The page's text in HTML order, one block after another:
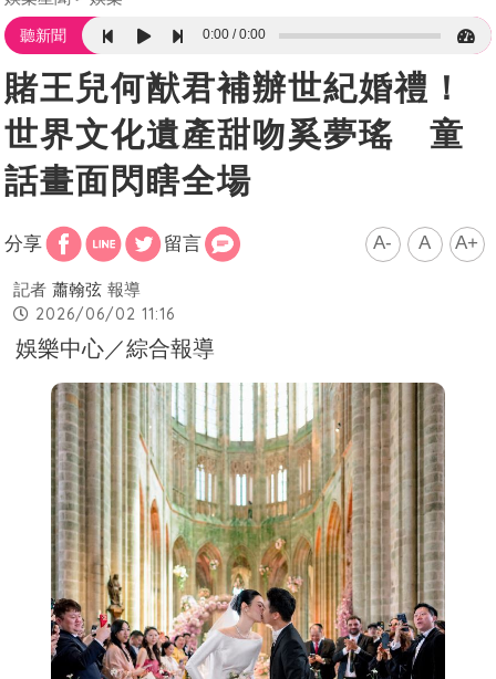
聽新聞 0:00 0:00
賭王兒何猷君補辦世紀婚禮！
世界文化遺產甜吻奚夢瑤 童
話畫面閃瞎全場
分享 留言 A- A A+
記者 蕭翰弦 報導
2026/06/02 11:16
娛樂中心／綜合報導